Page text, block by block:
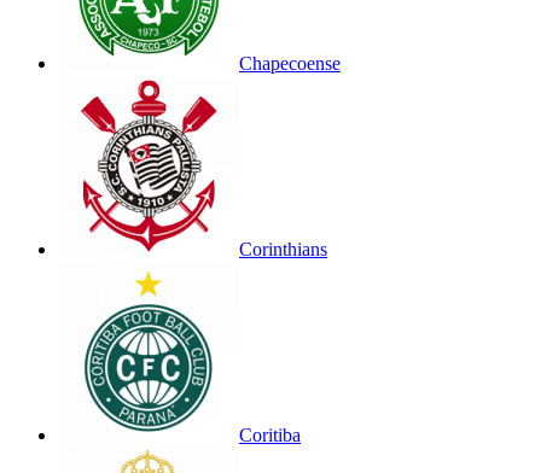
Chapecoense
Corinthians
Coritiba